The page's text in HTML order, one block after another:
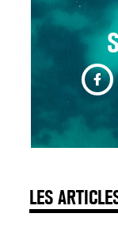
LES